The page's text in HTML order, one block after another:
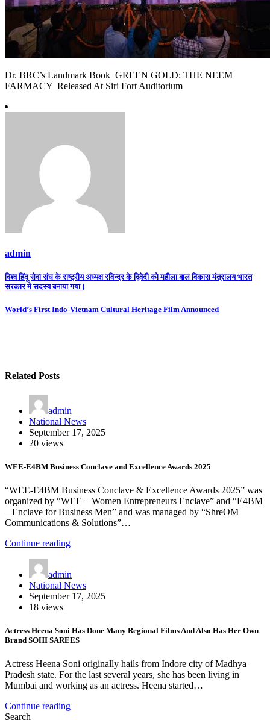
Dr. BRC’s Landmark Book GREEN GOLD: THE NEEM
FARMACY Released At Siri Fort Auditorium
admin
Post
navigation
विश्व हिंदू सेवा संघ के राष्ट्रीय अध्यक्ष रविन्द्र के द्विवेदी को महीला बाल विकास मंत्रालय भारत
सरकार मे सदस्य बनाया गया।
World’s First Indo-Vietnam Cultural Heritage Film Announced
Related Posts
admin
National News
September 17, 2025
20 views
WEE-E4BM Business Conclave and Excellence Awards 2025
“WEE-E4BM Business Conclave & Excellence Awards 2025” was
organized by “WEE – Women Entrepreneurs Enclave” and “E4BM
– Enclave for Business Men” and was managed by “ShreOM
Communications & Solutions”…
Continue reading
admin
National News
September 17, 2025
18 views
Actress Heena Soni Has Done Many Regional Films And Also Has Her Own
Brand SOHI SAREES
Actress Heena Soni originally hails from Indore city of Madhya
Pradesh state. For the last several years, she has been living in
Mumbai and working as an actress. Heena started…
Continue reading
Search